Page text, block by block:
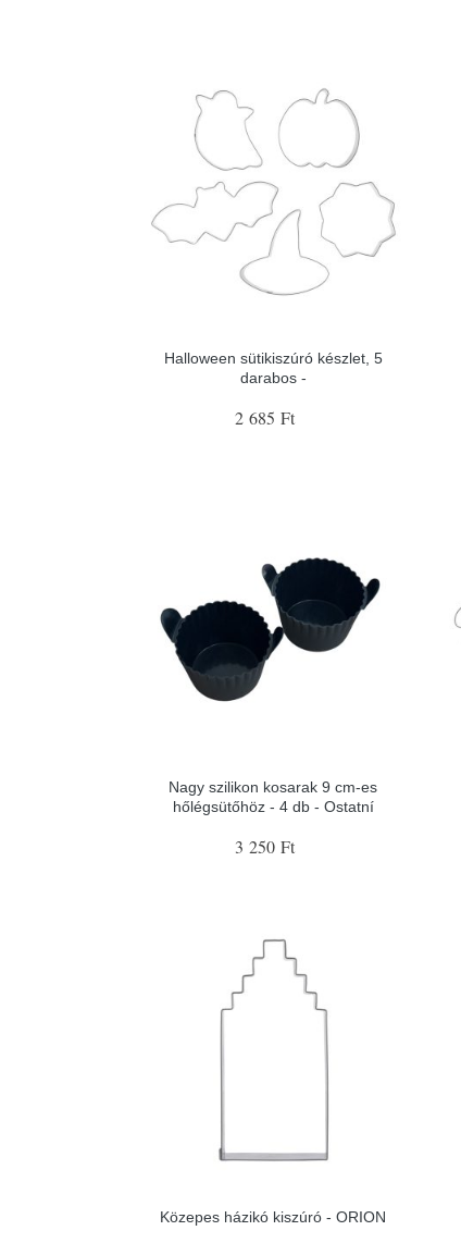
Halloween sütikiszúró készlet, 5
darabos -
2 685 Ft
Nagy szilikon kosarak 9 cm-es
hőlégsütőhöz - 4 db - Ostatní
3 250 Ft
Közepes házikó kiszúró - ORION